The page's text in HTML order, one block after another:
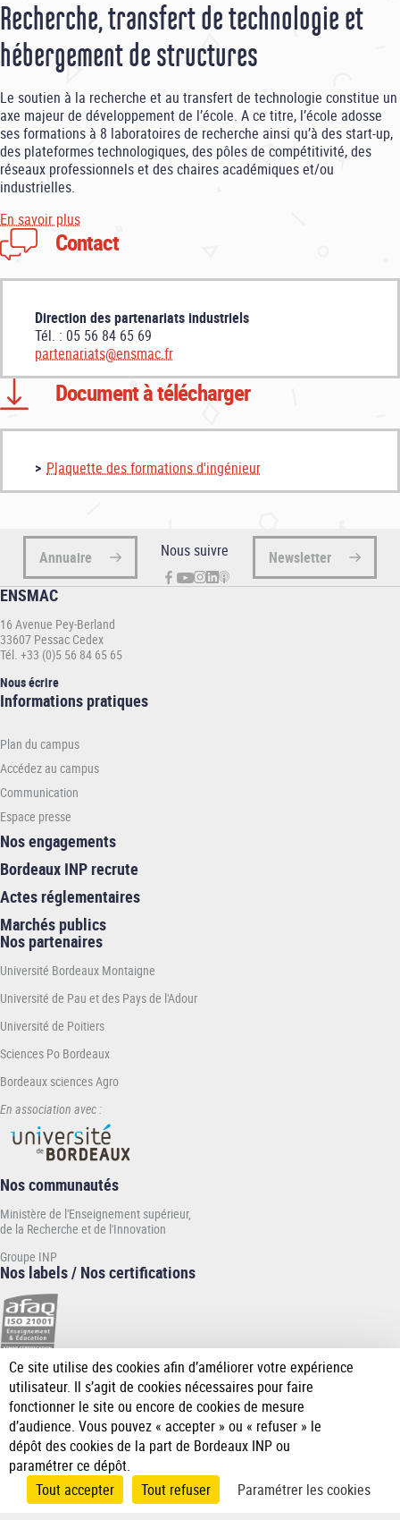
Recherche, transfert de technologie et
hébergement de structures
Le soutien à la recherche et au transfert de technologie constitue un
axe majeur de développement de l’école. A ce titre, l’école adosse
ses formations à 8 laboratoires de recherche ainsi qu’à des start-up,
des plateformes technologiques, des pôles de compétitivité, des
réseaux professionnels et des chaires académiques et/ou
industrielles.
En savoir plus
Contact
Direction des partenariats industriels
Tél. : 05 56 84 65 69
partenariats@ensmac.fr
Document à télécharger
Plaquette des formations d'ingénieur
Annuaire Nous suivre Newsletter
ENSMAC
16 Avenue Pey-Berland
33607 Pessac Cedex
Tél. +33 (0)5 56 84 65 65
Nous écrire
Informations
ENSMAC
Informations pratiques
Plan du campus
Accédez au campus
Communication
Espace presse
Nos engagements
Bordeaux INP recrute
Actes réglementaires
Marchés publics
Nos partenaires
Université Bordeaux Montaigne
Université de Pau et des Pays de l'Adour
Université de Poitiers
Sciences Po Bordeaux
Bordeaux sciences Agro
En association avec :
Nos communautés
Ministère de l'Enseignement supérieur,
de la Recherche et de l'Innovation
Groupe INP
Nos labels / Nos certifications
AccueilAccessibilité Mentions
Données
Gérer les
Ce site utilise des cookies afin d’améliorer votre expérience
utilisateur. Il s’agit de cookies nécessaires pour faire
fonctionner le site ou encore de cookies de mesure
d’audience. Vous pouvez « accepter » ou « refuser » le
dépôt des cookies de la part de Bordeaux INP ou
paramétrer ce dépôt.
Tout accepter Tout refuser Paramétrer les cookies